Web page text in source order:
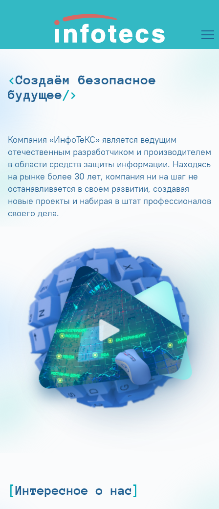
Создаём безопасное
будущее
Компания «ИнфоТеКС» является ведущим
отечественным разработчиком и производителем
в области средств защиты информации. Находясь
на рынке более 30 лет, компания ни на шаг не
останавливается в своем развитии, создавая
новые проекты и набирая в штат профессионалов
своего дела.
Интересное о нас